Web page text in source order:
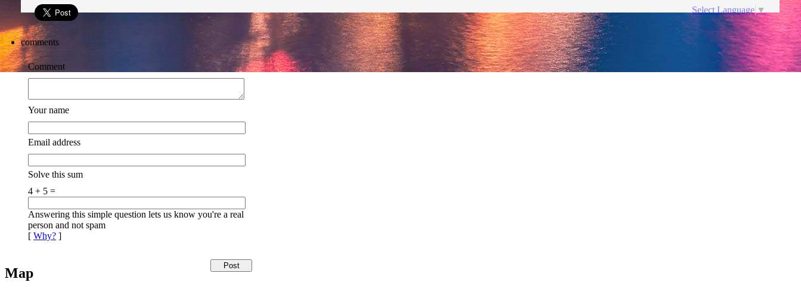
Select Language ▼
comments
Comment
Your name
Email address
Solve this sum
4 + 5 =
Answering this simple question lets us know you're a real
person and not spam
[ Why? ]
Map